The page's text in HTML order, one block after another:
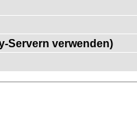
Servern verwenden)